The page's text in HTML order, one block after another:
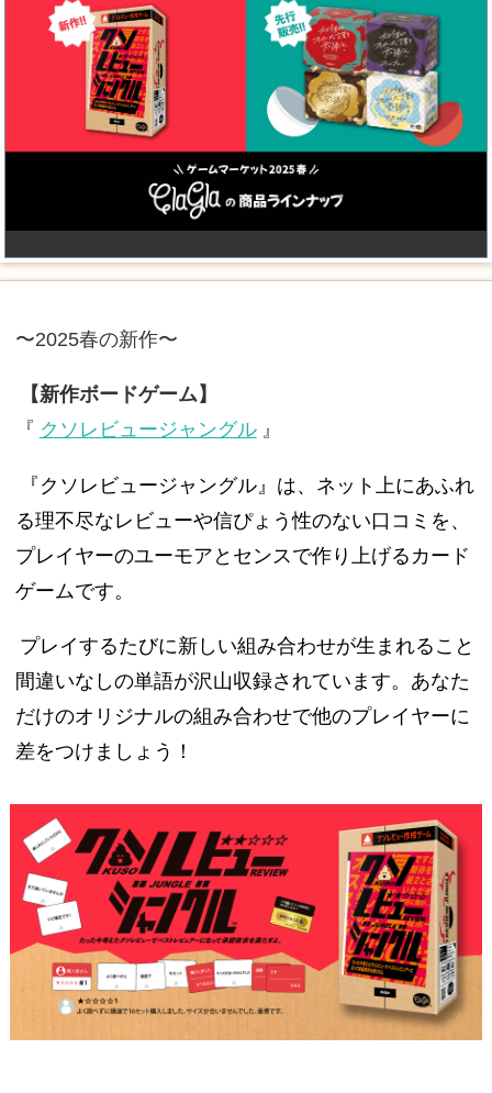
〜2025春の新作〜
【新作ボードゲーム】
『 クソレビュージャングル 』
『クソレビュージャングル』は、ネット上にあふれ
る理不尽なレビューや信ぴょう性のない口コミを、
プレイヤーのユーモアとセンスで作り上げるカード
ゲームです。
プレイするたびに新しい組み合わせが生まれること
間違いなしの単語が沢山収録されています。あなた
だけのオリジナルの組み合わせで他のプレイヤーに
差をつけましょう！